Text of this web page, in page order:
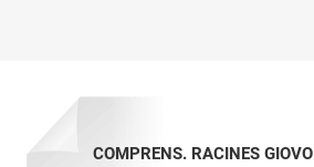
COMPRENS. RACINES GIOVO